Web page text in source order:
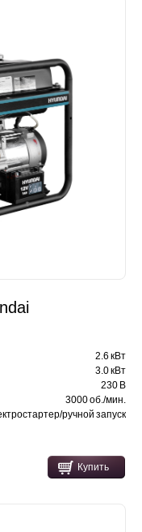
2.6 кВт
3.0 кВт
230 В
3000 об./мин.
ручной запуск
Купить